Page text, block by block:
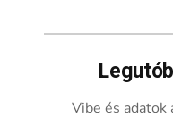
Vibe és